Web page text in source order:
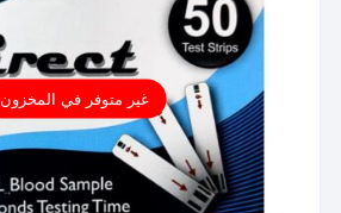
غير متوفر في المخزون